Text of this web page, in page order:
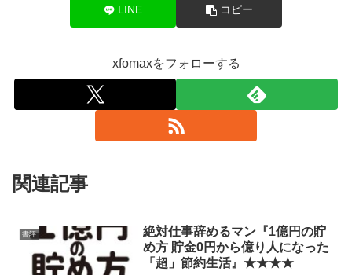
LINE コピー
xfomaxをフォローする
関連記事
書評
絶対仕事辞めるマン『1億円の貯
め方 貯金0円から億り人になった
「超」節約生活』★★★★